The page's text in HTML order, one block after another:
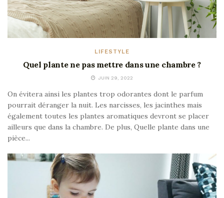
LIFESTYLE
Quel plante ne pas mettre dans une chambre ?
JUIN 29, 2022
On évitera ainsi les plantes trop odorantes dont le parfum
pourrait déranger la nuit. Les narcisses, les jacinthes mais
également toutes les plantes aromatiques devront se placer
ailleurs que dans la chambre. De plus, Quelle plante dans une
pièce...